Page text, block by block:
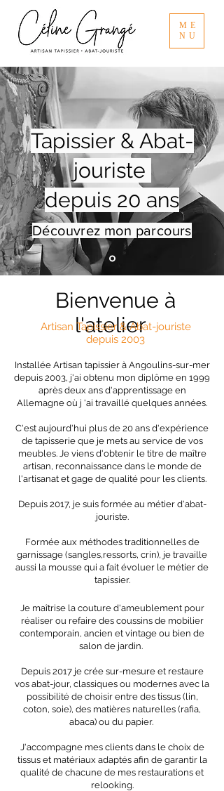
ME
NU
Tapissier & Abat-
jouriste
depuis 20 ans
Découvrez mon parcours
Bienvenue à
l'atelier
Artisan Tapissier & Abat-jouriste
depuis 2003
Installée Artisan tapissier à Angoulins-sur-mer
depuis 2003, j'ai obtenu mon diplôme en 1999
après deux ans d'apprentissage en
Allemagne où j 'ai travaillé quelques années.
C'est aujourd'hui plus de 20 ans d'expérience
de tapisserie que je mets au service de vos
meubles. Je viens d'obtenir le titre de maître
artisan, reconnaissance dans le monde de
l'artisanat et gage de qualité pour les clients.
Depuis 2017, je suis formée au métier d'abat-
jouriste.
Formée aux méthodes traditionnelles de
garnissage (sangles,ressorts, crin), je travaille
aussi la mousse qui a fait évoluer le métier de
tapissier.
Je maîtrise la couture d'ameublement pour
réaliser ou refaire des coussins de mobilier
contemporain, ancien et vintage ou bien de
salon de jardin.
Depuis 2017 je crée sur-mesure et restaure
vos abat-jour, classiques ou modernes avec la
possibilité de choisir entre des tissus (lin,
coton, soie), des matières naturelles (rafia,
abaca) ou du papier.
J'accompagne mes clients dans le choix de
tissus et matériaux adaptés afin de garantir la
qualité de chacune de mes restaurations et
relooking.